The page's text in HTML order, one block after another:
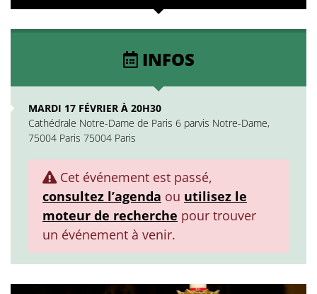
INFOS
MARDI 17 FÉVRIER À 20H30
Cathédrale Notre-Dame de Paris 6 parvis Notre-Dame,
75004 Paris 75004 Paris
Cet événement est passé,
consultez l’agenda ou utilisez le
moteur de recherche pour trouver
un événement à venir.